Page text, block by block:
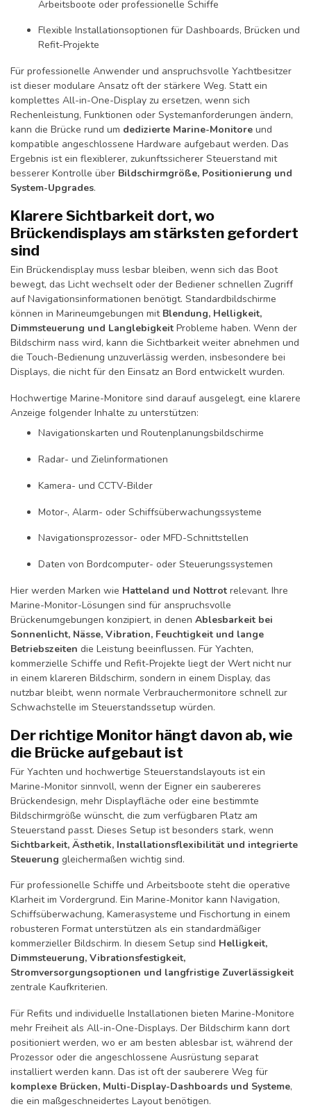
Arbeitsboote oder professionelle Schiffe
Flexible Installationsoptionen für Dashboards, Brücken und
Refit-Projekte
Für professionelle Anwender und anspruchsvolle Yachtbesitzer
ist dieser modulare Ansatz oft der stärkere Weg. Statt ein
komplettes All-in-One-Display zu ersetzen, wenn sich
Rechenleistung, Funktionen oder Systemanforderungen ändern,
kann die Brücke rund um dedizierte Marine-Monitore und
kompatible angeschlossene Hardware aufgebaut werden. Das
Ergebnis ist ein flexiblerer, zukunftssicherer Steuerstand mit
besserer Kontrolle über Bildschirmgröße, Positionierung und
System-Upgrades.
Klarere Sichtbarkeit dort, wo
Brückendisplays am stärksten gefordert
sind
Ein Brückendisplay muss lesbar bleiben, wenn sich das Boot
bewegt, das Licht wechselt oder der Bediener schnellen Zugriff
auf Navigationsinformationen benötigt. Standardbildschirme
können in Marineumgebungen mit Blendung, Helligkeit,
Dimmsteuerung und Langlebigkeit Probleme haben. Wenn der
Bildschirm nass wird, kann die Sichtbarkeit weiter abnehmen und
die Touch-Bedienung unzuverlässig werden, insbesondere bei
Displays, die nicht für den Einsatz an Bord entwickelt wurden.
Hochwertige Marine-Monitore sind darauf ausgelegt, eine klarere
Anzeige folgender Inhalte zu unterstützen:
Navigationskarten und Routenplanungsbildschirme
Radar- und Zielinformationen
Kamera- und CCTV-Bilder
Motor-, Alarm- oder Schiffsüberwachungssysteme
Navigationsprozessor- oder MFD-Schnittstellen
Daten von Bordcomputer- oder Steuerungssystemen
Hier werden Marken wie Hatteland und Nottrot relevant. Ihre
Marine-Monitor-Lösungen sind für anspruchsvolle
Brückenumgebungen konzipiert, in denen Ablesbarkeit bei
Sonnenlicht, Nässe, Vibration, Feuchtigkeit und lange
Betriebszeiten die Leistung beeinflussen. Für Yachten,
kommerzielle Schiffe und Refit-Projekte liegt der Wert nicht nur
in einem klareren Bildschirm, sondern in einem Display, das
nutzbar bleibt, wenn normale Verbrauchermonitore schnell zur
Schwachstelle im Steuerstandssetup würden.
Der richtige Monitor hängt davon ab, wie
die Brücke aufgebaut ist
Für Yachten und hochwertige Steuerstandslayouts ist ein
Marine-Monitor sinnvoll, wenn der Eigner ein saubereres
Brückendesign, mehr Displayfläche oder eine bestimmte
Bildschirmgröße wünscht, die zum verfügbaren Platz am
Steuerstand passt. Dieses Setup ist besonders stark, wenn
Sichtbarkeit, Ästhetik, Installationsflexibilität und integrierte
Steuerung gleichermaßen wichtig sind.
Für professionelle Schiffe und Arbeitsboote steht die operative
Klarheit im Vordergrund. Ein Marine-Monitor kann Navigation,
Schiffsüberwachung, Kamerasysteme und Fischortung in einem
robusteren Format unterstützen als ein standardmäßiger
kommerzieller Bildschirm. In diesem Setup sind Helligkeit,
Dimmsteuerung, Vibrationsfestigkeit,
Stromversorgungsoptionen und langfristige Zuverlässigkeit
zentrale Kaufkriterien.
Für Refits und individuelle Installationen bieten Marine-Monitore
mehr Freiheit als All-in-One-Displays. Der Bildschirm kann dort
positioniert werden, wo er am besten ablesbar ist, während der
Prozessor oder die angeschlossene Ausrüstung separat
installiert werden kann. Das ist oft der sauberere Weg für
komplexe Brücken, Multi-Display-Dashboards und Systeme,
die ein maßgeschneidertes Layout benötigen.